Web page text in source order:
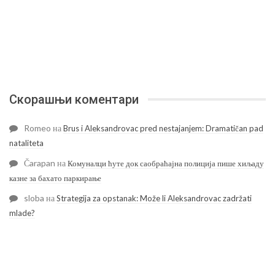
Скорашњи коментари
Romeo наBrus i Aleksandrovac pred nestajanjem: Dramatičan pad
nataliteta
Čarapan наКомуналци ћуте док саобраћајна полиција пише хиљаду
казне за бахато паркирање
sloba наStrategija za opstanak: Može li Aleksandrovac zadržati
mlade?